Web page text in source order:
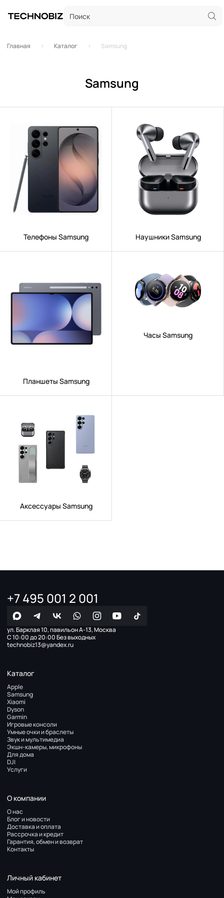
Главная Каталог Samsung
Samsung
Телефоны Samsung Наушники Samsung
Планшеты Samsung
Часы Samsung
Аксессуары Samsung
+7 495 001 2 001
ул. Барклая 10, павильон А-13, Москва
С 10:00 до 20:00 Без выходных
technobiz13@yandex.ru
Каталог
Apple
Samsung
Xiaomi
Dyson
Garmin
Игровые консоли
Умные очки и браслеты
Звук и мультимедиа
Экшн-камеры, микрофоны
Для дома
DJI
Услуги
О компании
О нас
Блог и новости
Доставка и оплата
Рассрочка и кредит
Гарантия, обмен и возврат
Контакты
Личный кабинет
Мой профиль